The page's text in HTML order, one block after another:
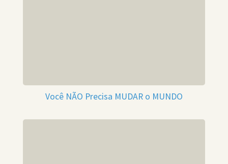
Você NÃO Precisa MUDAR o MUNDO